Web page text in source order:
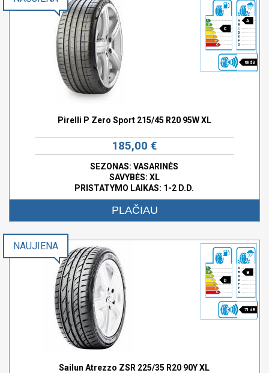
C
A
68 dB
Pirelli P Zero Sport 215/45 R20 95W XL
185,00 €
SEZONAS: VASARINĖS
SAVYBĖS: XL
PRISTATYMO LAIKAS: 1-2 D.D.
PLAČIAU
D
B
71 dB
NAUJIENA
Sailun Atrezzo ZSR 225/35 R20 90Y XL